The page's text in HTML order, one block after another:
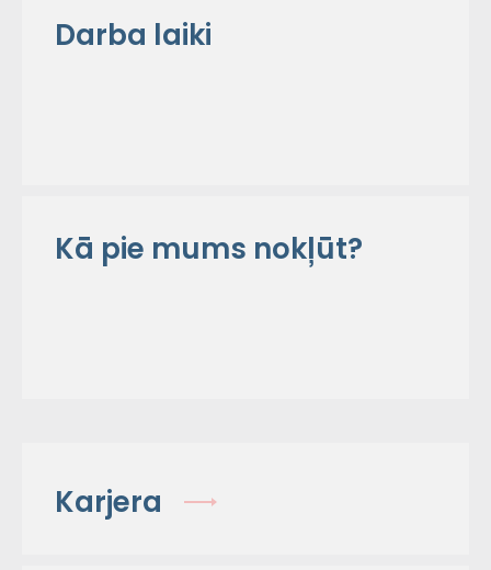
Darba laiki
Kā pie mums nokļūt?
Karjera